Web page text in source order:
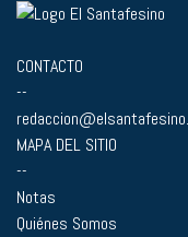
CONTACTO
--
MAPA DEL SITIO
--
Notas
Quiénes Somos